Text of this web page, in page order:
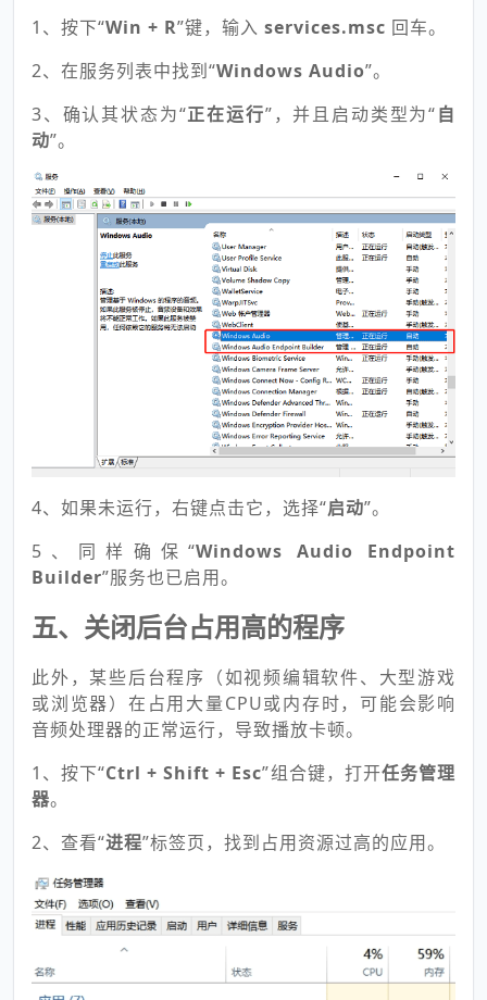
1、按下“Win + R”键，输入 services.msc 回车。
2、在服务列表中找到“Windows Audio”。
3、确认其状态为“正在运行”，并且启动类型为“自
动”。
4、如果未运行，右键点击它，选择“启动”。
5、同样确保“Windows Audio Endpoint
Builder”服务也已启用。
五、关闭后台占用高的程序
此外，某些后台程序（如视频编辑软件、大型游戏
或浏览器）在占用大量CPU或内存时，可能会影响
音频处理器的正常运行，导致播放卡顿。
1、按下“Ctrl + Shift + Esc”组合键，打开任务管理
器。
2、查看“进程”标签页，找到占用资源过高的应用。